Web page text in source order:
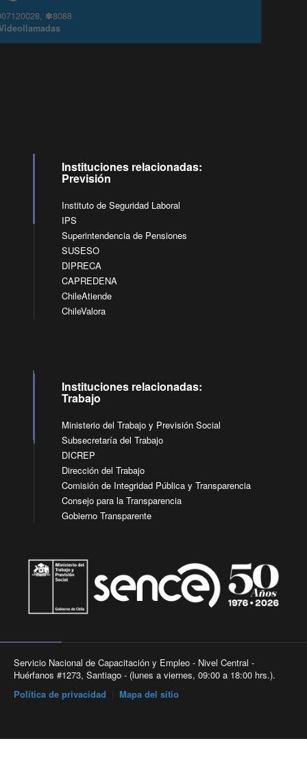
6007120028, ✽8088
yVideollamadas
Instituciones relacionadas:
Previsión
Instituto de Seguridad Laboral
IPS
Superintendencia de Pensiones
SUSESO
DIPRECA
CAPREDENA
ChileAtiende
ChileValora
Instituciones relacionadas:
Trabajo
Ministerio del Trabajo y Previsión Social
Subsecretaría del Trabajo
DICREP
Dirección del Trabajo
Comisión de Integridad Pública y Transparencia
Consejo para la Transparencia
Gobierno Transparente
Servicio Nacional de Capacitación y Empleo - Nivel Central -
Huérfanos #1273, Santiago - (lunes a viernes, 09:00 a 18:00 hrs.).
Política de privacidad
Mapa del sitio